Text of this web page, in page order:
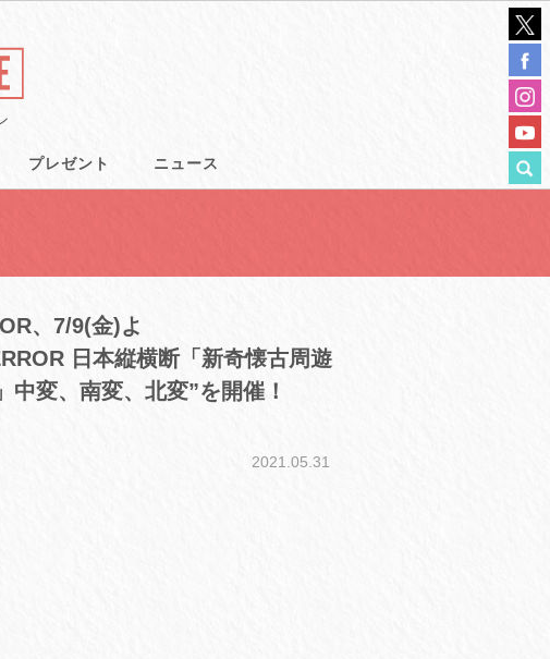
プレゼント ニュース
、7/9(金)よ
日本縦横断「新奇懐古周遊
中変、南変、北変”を開催！
2021.05.31